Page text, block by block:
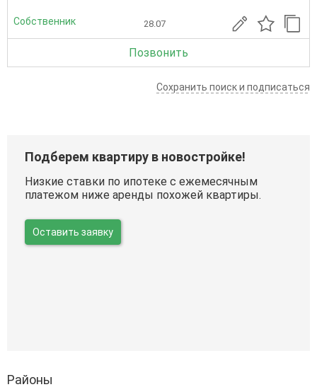
Собственник 28.07
Позвонить
Сохранить поиск и подписаться
Подберем квартиру в новостройке!
Низкие ставки по ипотеке с ежемесячным
платежом ниже аренды похожей квартиры.
Оставить заявку
Районы